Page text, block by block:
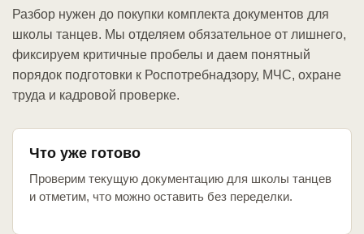
Разбор нужен до покупки комплекта документов для
школы танцев. Мы отделяем обязательное от лишнего,
фиксируем критичные пробелы и даем понятный
порядок подготовки к Роспотребнадзору, МЧС, охране
труда и кадровой проверке.
Что уже готово
Проверим текущую документацию для школы танцев
и отметим, что можно оставить без переделки.